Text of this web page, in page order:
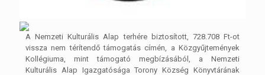
A Nemzeti Kulturális Alap terhére biztosított, 728.708 Ft-ot
vissza nem térítendő támogatás címén, a Közgyűjtemények
Kollégiuma, mint támogató megbízásából, a Nemzeti
Kulturális Alap Igazgatósága Torony Község Könyvtárának